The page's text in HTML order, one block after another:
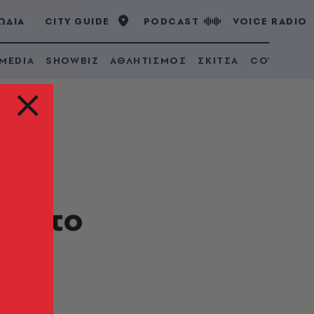
CITY GUIDE PODCAST VOICE RADIO
SHOWBIZ ΑΘΛΗΤΙΣΜΟΣ ΣΚΙΤΣΑ COVID 19
στο